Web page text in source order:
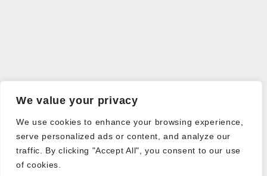
We value your privacy
We use cookies to enhance your browsing experience,
serve personalized ads or content, and analyze our
traffic. By clicking "Accept All", you consent to our use
of cookies.